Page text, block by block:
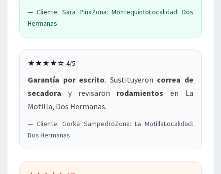
— Cliente: Sara PinaZona: MontequintoLocalidad: Dos
Hermanas
★★★★☆ 4/5
Garantía por escrito. Sustituyeron correa de
secadora y revisaron rodamientos en La
Motilla, Dos Hermanas.
— Cliente: Gorka SampedroZona: La MotillaLocalidad:
Dos Hermanas